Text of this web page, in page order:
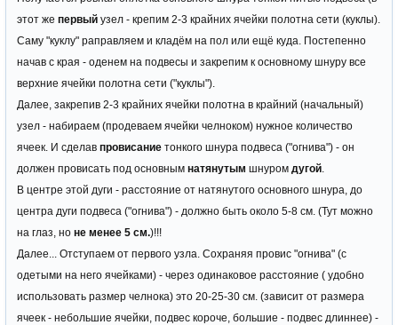
этот же первый узел - крепим 2-3 крайних ячейки полотна сети (куклы).
Саму "куклу" раправляем и кладём на пол или ещё куда. Постепенно
начав с края - оденем на подвесы и закрепим к основному шнуру все
верхние ячейки полотна сети ("куклы").
Далее, закрепив 2-3 крайних ячейки полотна в крайний (начальный)
узел - набираем (продеваем ячейки челноком) нужное количество
ячеек. И сделав провисание тонкого шнура подвеса ("огнива") - он
должен провисать под основным натянутым шнуром дугой.
В центре этой дуги - расстояние от натянутого основного шнура, до
центра дуги подвеса ("огнива") - должно быть около 5-8 см. (Тут можно
на глаз, но не менее 5 см.)!!!
Далее... Отступаем от первого узла. Сохраняя провис "огнива" (с
одетыми на него ячейками) - через одинаковое расстояние ( удобно
использовать размер челнока) это 20-25-30 см. (зависит от размера
ячеек - небольшие ячейки, подвес короче, большие - подвес длиннее) -